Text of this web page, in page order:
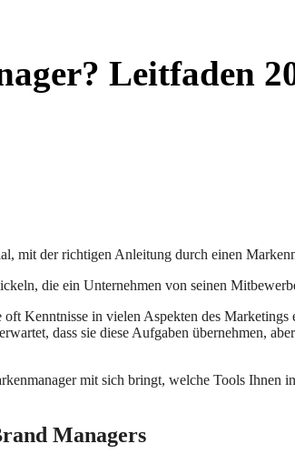
Leitfaden
mit der richtigen Anleitung durch einen
die ein Unternehmen von seinen
oft Kenntnisse in vielen Aspekten des
dass sie diese Aufgaben übernehmen,
mit sich bringt, welche Tools Ihnen
Managers